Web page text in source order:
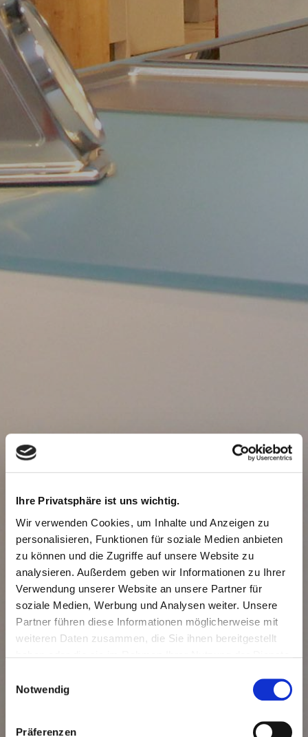
Ihre Privatsphäre ist uns wichtig.
Wir verwenden Cookies, um Inhalte und Anzeigen zu
personalisieren, Funktionen für soziale Medien anbieten
zu können und die Zugriffe auf unsere Website zu
analysieren. Außerdem geben wir Informationen zu Ihrer
Verwendung unserer Website an unsere Partner für
soziale Medien, Werbung und Analysen weiter. Unsere
Partner führen diese Informationen möglicherweise mit
weiteren Daten zusammen, die Sie ihnen bereitgestellt
Notwendig
Präferenzen